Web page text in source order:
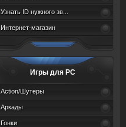
Узнать ID нужного зв...
Интернет-магазин
Игры для PC
Action/Шутеры
Аркады
Гонки